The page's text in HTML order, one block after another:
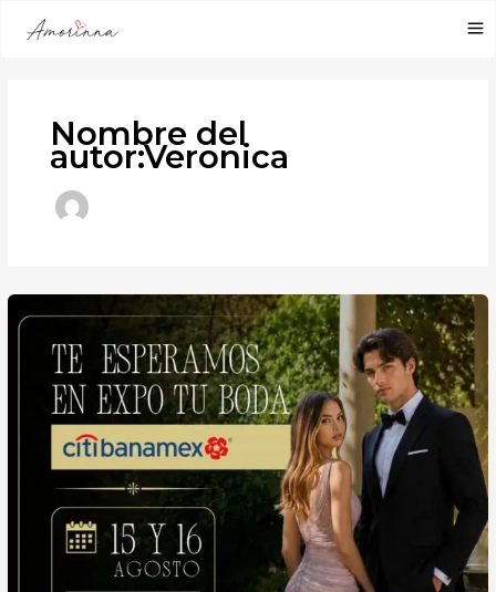
Nombre del
autor:Veronica